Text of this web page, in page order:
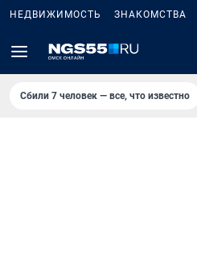
НЕДВИЖИМОСТЬ ЗНАКОМСТВА
Сбили 7 человек — все, что известно